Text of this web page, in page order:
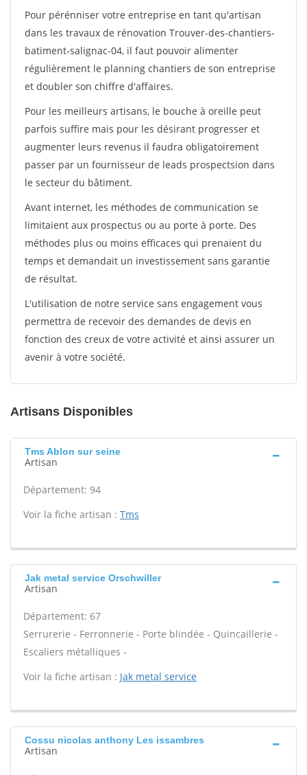
Pour pérénniser votre entreprise en tant qu'artisan
dans les travaux de rénovation Trouver-des-chantiers-
batiment-salignac-04, il faut pouvoir alimenter
régulièrement le planning chantiers de son entreprise
et doubler son chiffre d'affaires.
Pour les meilleurs artisans, le bouche à oreille peut
parfois suffire mais pour les désirant progresser et
augmenter leurs revenus il faudra obligatoirement
passer par un fournisseur de leads prospectsion dans
le secteur du bâtiment.
Avant internet, les méthodes de communication se
limitaient aux prospectus ou au porte à porte. Des
méthodes plus ou moins efficaces qui prenaient du
temps et demandait un investissement sans garantie
de résultat.
L'utilisation de notre service sans engagement vous
permettra de recevoir des demandes de devis en
fonction des creux de votre activité et ainsi assurer un
avenir à votre société.
Artisans Disponibles
Tms Ablon sur seine
Artisan
Département: 94
Voir la fiche artisan : Tms
Jak metal service Orschwiller
Artisan
Département: 67
Serrurerie - Ferronnerie - Porte blindée - Quincaillerie -
Escaliers métalliques -
Voir la fiche artisan : Jak metal service
Cossu nicolas anthony Les issambres
Artisan